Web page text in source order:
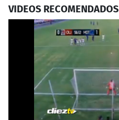
VIDEOS RECOMENDADOS